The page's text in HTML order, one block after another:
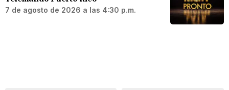
7 de agosto de 2026 a las 4:30 p.m.